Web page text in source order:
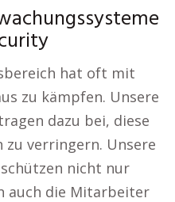
hat oft mit
zu kämpfen. Unsere
dazu bei, diese
verringern. Unsere
nicht nur
auch die Mitarbeiter